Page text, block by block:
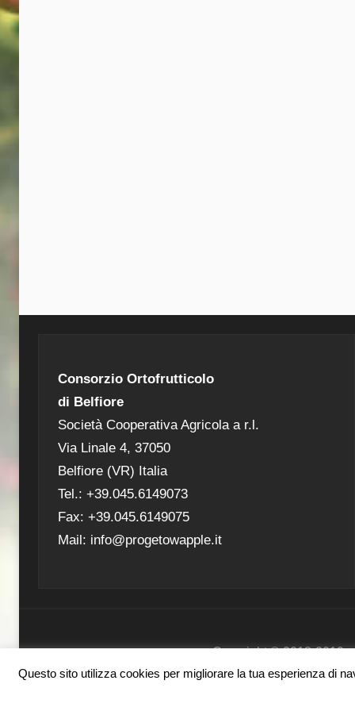
Consorzio Ortofrutticolo
di Belfiore
Società Cooperativa Agricola a r.l.
Via Linale 4, 37050
Belfiore (VR) Italia
Tel.: +39.045.6149073
Fax: +39.045.6149075
Mail: info@progetowapple.it
Copyright ® 2018-2019 -
Questo sito utilizza cookies per migliorare la tua esperienza di